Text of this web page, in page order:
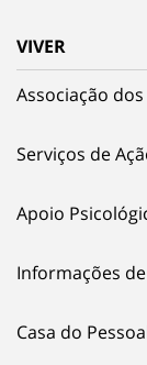
VIVER
Associação
Serviços de
Apoio
Informações
Casa do